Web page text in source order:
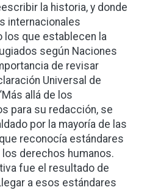
la historia, y donde
internacionales
los que establecen la
según Naciones
de revisar
Universal de
allá de los
para su redacción, se
por la mayoría de las
reconocía estándares
derechos humanos.
fue el resultado de
a esos estándares